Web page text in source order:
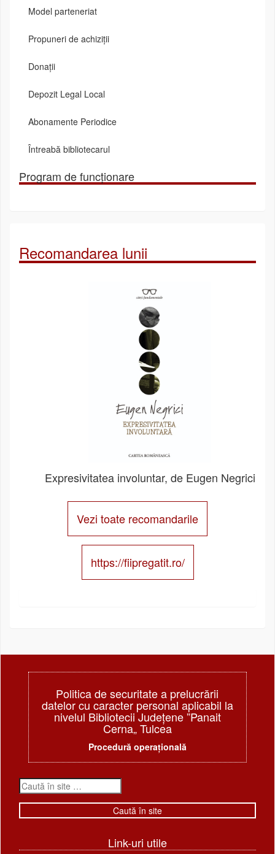
Model parteneriat
Propuneri de achiziții
Donații
Depozit Legal Local
Abonamente Periodice
Întreabă bibliotecarul
Program de funcționare
Recomandarea lunii
Expresivitatea involuntar, de Eugen Negrici
Vezi toate recomandarile
https://fiipregatit.ro/
Politica de securitate a prelucrării
datelor cu caracter personal aplicabil la
nivelul Bibliotecii Judeţene ”Panait
Cerna„ Tulcea
Procedură operațională
Link-uri utile